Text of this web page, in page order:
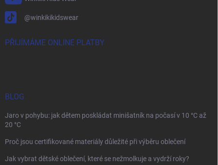
@winkikikidswear
PŘIJÍMÁME ONLINE PLATBY
BLOG
Jaro v pohybu: jak dětem poskládat minišatník na počasí v 10 °C až
20 °C
Proč jsou certifikované materiály důležité při výběru oblečení
Jak vybrat dětské oblečení, které se nežmolkuje a vydrží roky?